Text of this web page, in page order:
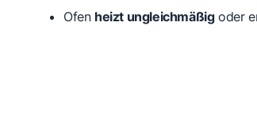
Ofen heizt ungleichmäßigoder